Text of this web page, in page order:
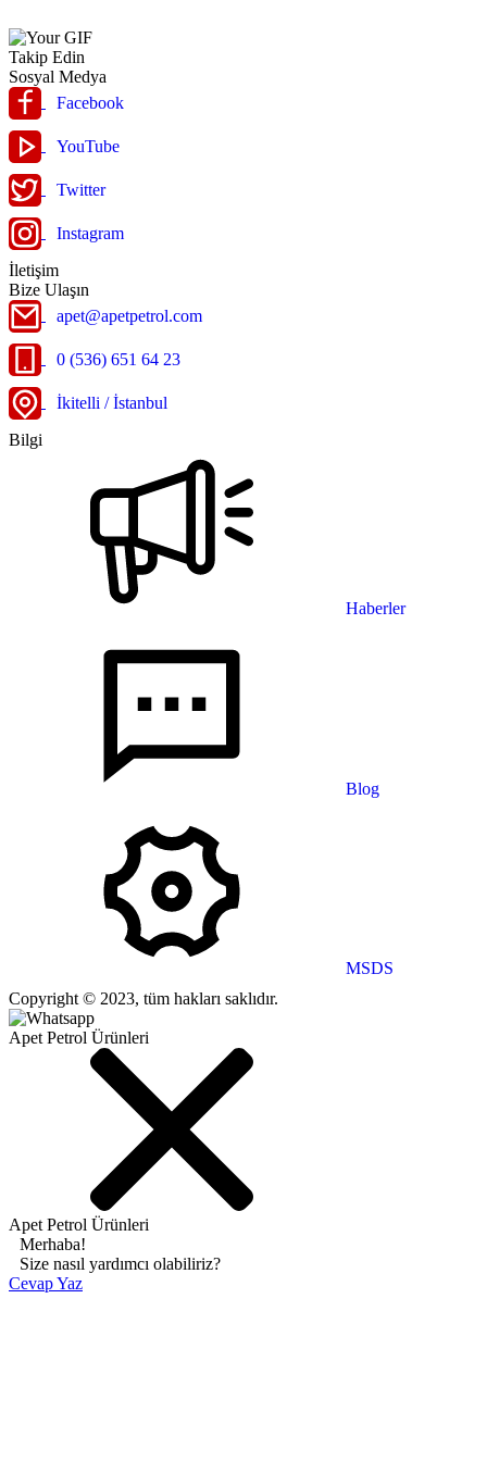
Takip Edin
Sosyal Medya
Facebook
YouTube
Twitter
Instagram
İletişim
Bize Ulaşın
apet@apetpetrol.com
0 (536) 651 64 23
İkitelli / İstanbul
Bilgi
Haberler
Blog
MSDS
Copyright © 2023, tüm hakları saklıdır.
Apet Petrol Ürünleri
Apet Petrol Ürünleri
Merhaba!
Size nasıl yardımcı olabiliriz?
Cevap Yaz